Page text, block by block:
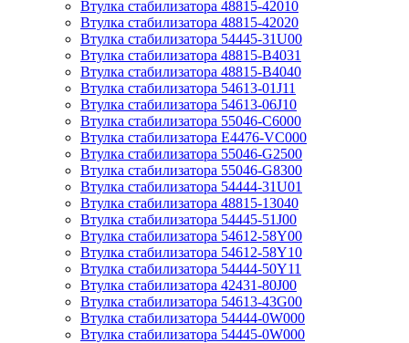
Втулка стабилизатора 48815-42010
Втулка стабилизатора 48815-42020
Втулка стабилизатора 54445-31U00
Втулка стабилизатора 48815-B4031
Втулка стабилизатора 48815-B4040
Втулка стабилизатора 54613-01J11
Втулка стабилизатора 54613-06J10
Втулка стабилизатора 55046-C6000
Втулка стабилизатора E4476-VC000
Втулка стабилизатора 55046-G2500
Втулка стабилизатора 55046-G8300
Втулка стабилизатора 54444-31U01
Втулка стабилизатора 48815-13040
Втулка стабилизатора 54445-51J00
Втулка стабилизатора 54612-58Y00
Втулка стабилизатора 54612-58Y10
Втулка стабилизатора 54444-50Y11
Втулка стабилизатора 42431-80J00
Втулка стабилизатора 54613-43G00
Втулка стабилизатора 54444-0W000
Втулка стабилизатора 54445-0W000